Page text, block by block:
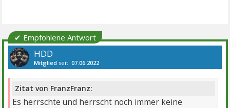
✔ Empfohlene Antwort
HDD
Mitglied seit:07.06.2022
Zitat von FranzFranz:
Es herrschte und herrscht noch immer keine